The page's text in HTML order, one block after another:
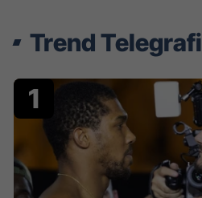
Trend Telegrafi